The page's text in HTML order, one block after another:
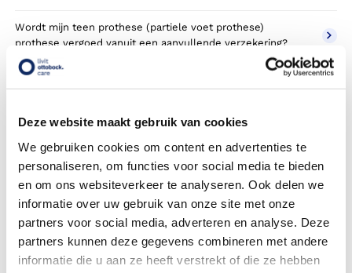
Deze website maakt gebruik van cookies
We gebruiken cookies om content en advertenties te
personaliseren, om functies voor social media te bieden
en om ons websiteverkeer te analyseren. Ook delen we
informatie over uw gebruik van onze site met onze
partners voor social media, adverteren en analyse. Deze
partners kunnen deze gegevens combineren met andere
informatie die u aan ze heeft verstrekt of die ze hebben
Wordt mijn teen prothese (partiele voet prothese)
prothese vergoed vanuit een aanvullende verzekering?
Betaal ik een eigen risico?
prothesen in confectie- of standaard uitvoeringen?
Is de teen prothese (partiele voet prothese) prothese mijn
Wordt de teen prothese (partiele voet prothese) prothese
geleverd onder de bruikleen of lease regeling van uw
zorgverzekering?